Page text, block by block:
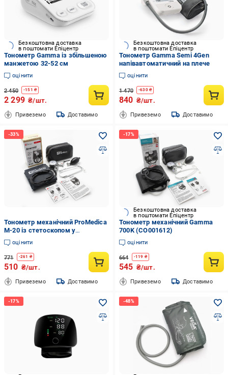
Безкоштовна доставка
в поштомати Епіцентр
Тонометр Gamma із збільшеною
манжетою 32-52 см
оцінити
2 450 -151 ₴
2 299 ₴/шт.
Привеземо Доставимо
Безкоштовна доставка
в поштомати Епіцентр
Тонометр Gamma Semi 4Gen
напівавтоматичний на плече
оцінити
1 470 -630₴
840 ₴/шт.
Привеземо Доставимо
Тонометр механічний ProMedica
M-20 із стетоскопом у
комплекті (CO002551)
оцінити
771 -261 ₴
510 ₴/шт.
Привеземо Доставимо
Безкоштовна доставка
в поштомати Епіцентр
Тонометр механічний Gamma
700K (CO001612)
оцінити
664 -119 ₴
545 ₴/шт.
Привеземо Доставимо